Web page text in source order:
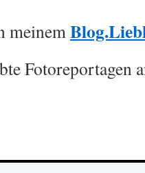
meinem
Fotoreportagen